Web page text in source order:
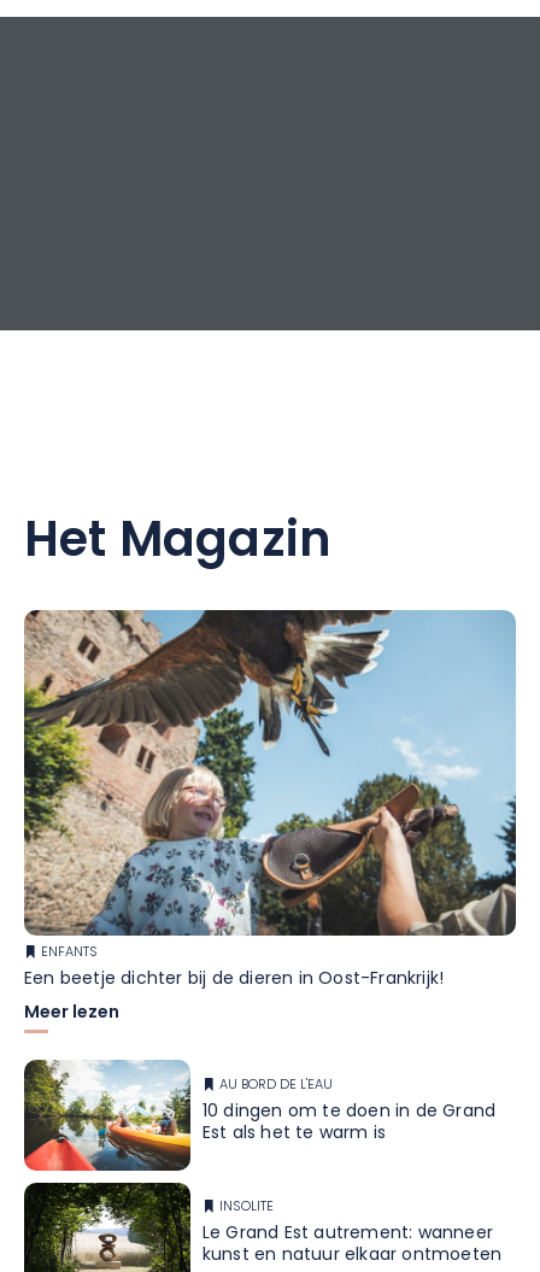
Het Magazin
ENFANTS
Een beetje dichter bij de dieren in Oost-Frankrijk!
Meer lezen
AU BORD DE L'EAU
10 dingen om te doen in de Grand
Est als het te warm is
INSOLITE
Le Grand Est autrement: wanneer
kunst en natuur elkaar ontmoeten